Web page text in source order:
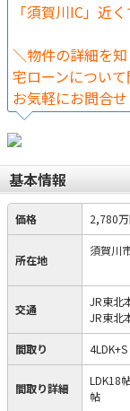
「須賀川IC」近
＼物件の詳細を
宅ローンについ
お気軽にお問合
基本情報
価格 2,780
所在地
須賀川
交通
JR東北
JR東北
間取り 4LDK+S
間取り詳細
LDK18
帖